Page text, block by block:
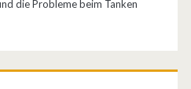
die Probleme beim Tanken